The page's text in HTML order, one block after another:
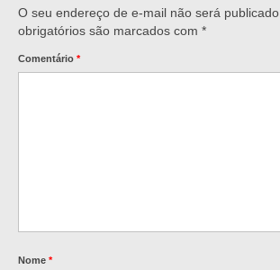
O seu endereço de e-mail não será publicado.
obrigatórios são marcados com *
Comentário *
Nome *